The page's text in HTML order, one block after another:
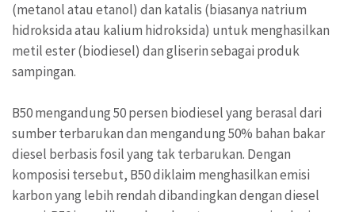
(metanol atau etanol) dan katalis (biasanya natrium
hidroksida atau kalium hidroksida) untuk menghasilkan
metil ester (biodiesel) dan gliserin sebagai produk
sampingan.
B50 mengandung 50 persen biodiesel yang berasal dari
sumber terbarukan dan mengandung 50% bahan bakar
diesel berbasis fosil yang tak terbarukan. Dengan
komposisi tersebut, B50 diklaim menghasilkan emisi
karbon yang lebih rendah dibandingkan dengan diesel